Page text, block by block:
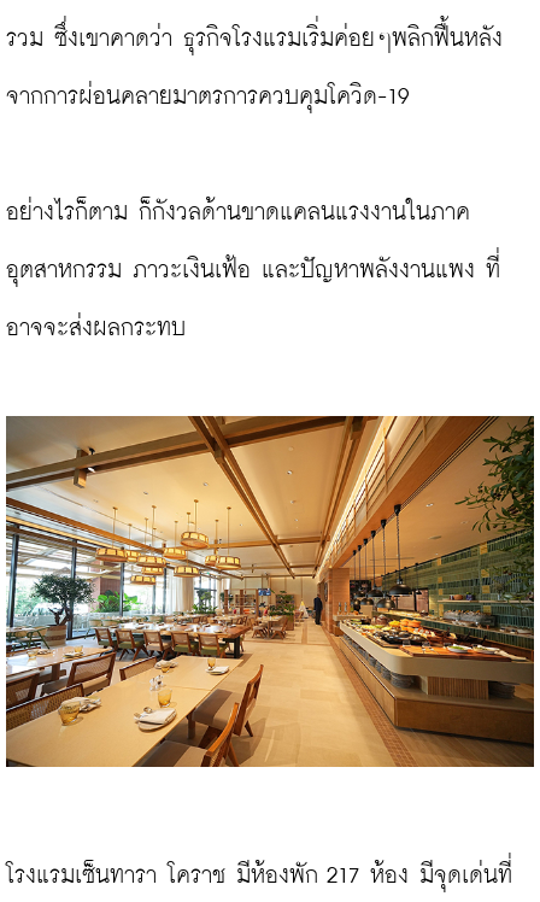
รวม ซึ่งเขาคาดว่า ธุรกิจโรงแรมเริ่มค่อยๆพลิกฟื้นหลัง
จากการผ่อนคลายมาตรการควบคุมโควิด-19
อย่างไรก็ตาม ก็กังวลด้านขาดแคลนแรงงานในภาค
อุตสาหกรรม ภาวะเงินเฟ้อ และปัญหาพลังงานแพง ที่
อาจจะส่งผลกระทบ
โรงแรมเซ็นทารา โคราช มีห้องพัก 217 ห้อง มีจุดเด่นที่